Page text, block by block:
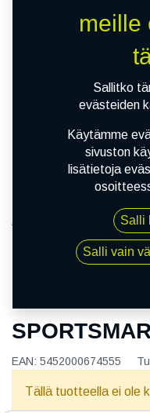
180/55R17 73W
EAN: 5452000674555
Tällä tuotteella ei ole
meille
Sallitko
evästeiden
Käytämme
sivuston
lisätietoja
Salli
Salli vain